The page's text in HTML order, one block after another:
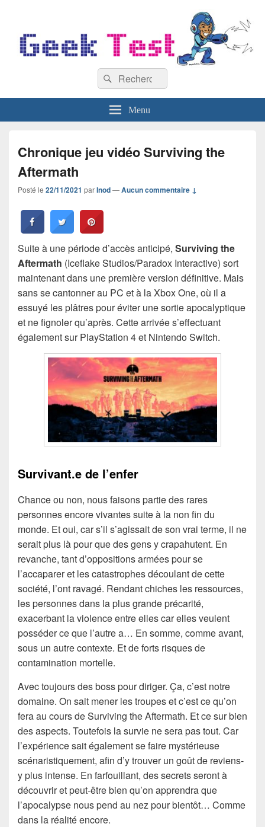
Recherche :
Rechercher
Menu
Chronique jeu vidéo Surviving the
Aftermath
Posté le 22/11/2021 parInod—Aucun commentaire ↓
Suite à une période d’accès anticipé, Surviving the
Aftermath (Iceflake Studios/Paradox Interactive) sort
maintenant dans une première version définitive. Mais
sans se cantonner au PC et à la Xbox One, où il a
essuyé les plâtres pour éviter une sortie apocalyptique
et ne fignoler qu’après. Cette arrivée s’effectuant
également sur PlayStation 4 et Nintendo Switch.
Survivant.e de l’enfer
Chance ou non, nous faisons partie des rares
personnes encore vivantes suite à la non fin du
monde. Et oui, car s’il s’agissait de son vrai terme, il ne
serait plus là pour que des gens y crapahutent. En
revanche, tant d’oppositions armées pour se
l’accaparer et les catastrophes découlant de cette
société, l’ont ravagé. Rendant chiches les ressources,
les personnes dans la plus grande précarité,
exacerbant la violence entre elles car elles veulent
posséder ce que l’autre a… En somme, comme avant,
sous un autre contexte. Et de forts risques de
contamination mortelle.
Avec toujours des boss pour diriger. Ça, c’est notre
domaine. On sait mener les troupes et c’est ce qu’on
fera au cours de Surviving the Aftermath. Et ce sur bien
des aspects. Toutefois la survie ne sera pas tout. Car
l’expérience sait également se faire mystérieuse
scénaristiquement, afin d’y trouver un goût de reviens-
y plus intense. En farfouillant, des secrets seront à
découvrir et peut-être bien qu’on apprendra que
l’apocalypse nous pend au nez pour bientôt… Comme
dans la réalité encore.